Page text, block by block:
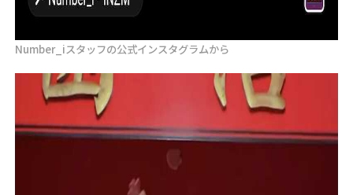
Number_iスタッフの公式インスタグラムから